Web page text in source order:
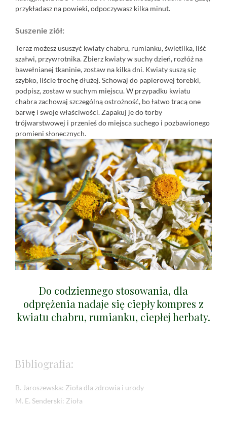
przykładasz na powieki, odpoczywasz kilka minut.
Suszenie ziół:
Teraz możesz ususzyć kwiaty chabru, rumianku, świetlika, liść
szałwi, przywrotnika. Zbierz kwiaty w suchy dzień, rozłóż na
bawełnianej tkaninie, zostaw na kilka dni. Kwiaty suszą się
szybko, liście trochę dłużej. Schowaj do papierowej torebki,
podpisz, zostaw w suchym miejscu. W przypadku kwiatu
chabra zachowaj szczególną ostrożność, bo łatwo tracą one
barwę i swoje właściwości. Zapakuj je do torby
trójwarstwowej i przenieś do miejsca suchego i pozbawionego
promieni słonecznych.
Do codziennego stosowania, dla
odprężenia nadaje się ciepły kompres z
kwiatu chabru, rumianku, ciepłej herbaty.
Bibliografia:
B. Jaroszewska: Zioła dla zdrowia i urody
M. E. Senderski: Zioła